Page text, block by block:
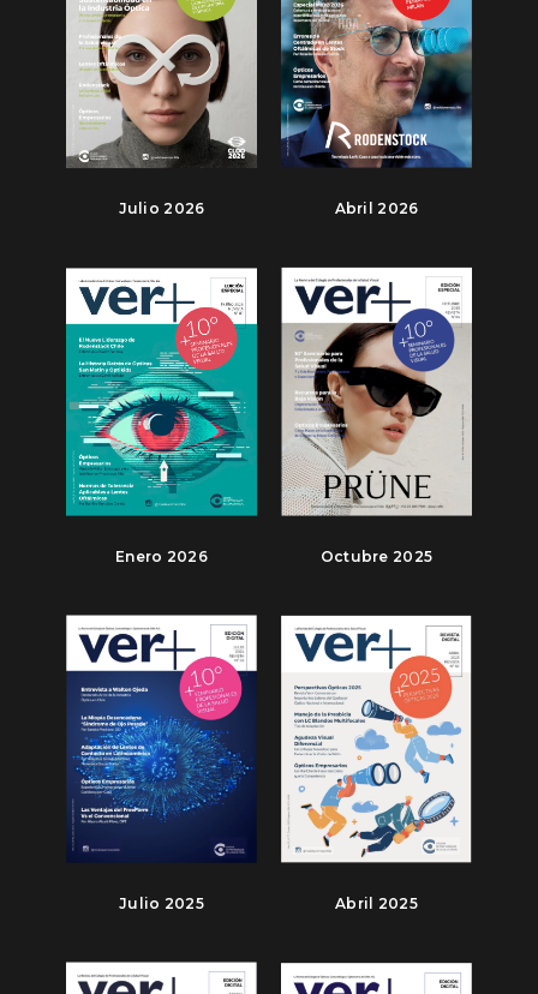
Julio 2026 Abril 2026
Enero 2026 Octubre 2025
Julio 2025 Abril 2025